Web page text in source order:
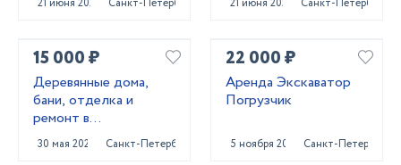
21 июня 2025 Санкт-Петербург 21 июня 2025 Санкт-Петербург
15 000 ₽
Деревянные дома,
бани, отделка и
ремонт в
Приозерском и
Выборгском районах
30 мая 2025 Санкт-Петербург
22 000 ₽
Аренда Экскаватор
Погрузчик
5 ноября 2024 Санкт-Петербург